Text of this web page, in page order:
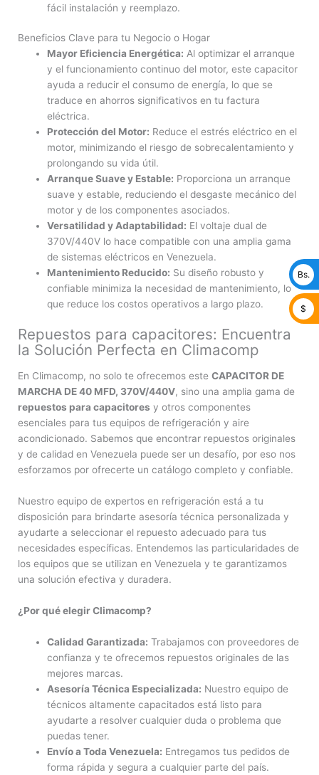
fácil instalación y reemplazo.
Beneficios Clave para tu Negocio o Hogar
Mayor Eficiencia Energética: Al optimizar el arranque
y el funcionamiento continuo del motor, este capacitor
ayuda a reducir el consumo de energía, lo que se
traduce en ahorros significativos en tu factura
eléctrica.
Protección del Motor: Reduce el estrés eléctrico en el
motor, minimizando el riesgo de sobrecalentamiento y
prolongando su vida útil.
Arranque Suave y Estable: Proporciona un arranque
suave y estable, reduciendo el desgaste mecánico del
motor y de los componentes asociados.
Versatilidad y Adaptabilidad: El voltaje dual de
370V/440V lo hace compatible con una amplia gama
de sistemas eléctricos en Venezuela.
Mantenimiento Reducido: Su diseño robusto y
confiable minimiza la necesidad de mantenimiento, lo
que reduce los costos operativos a largo plazo.
Repuestos para capacitores: Encuentra
la Solución Perfecta en Climacomp
En Climacomp, no solo te ofrecemos este CAPACITOR DE
MARCHA DE 40 MFD, 370V/440V, sino una amplia gama de
repuestos para capacitores y otros componentes
esenciales para tus equipos de refrigeración y aire
acondicionado. Sabemos que encontrar repuestos originales
y de calidad en Venezuela puede ser un desafío, por eso nos
esforzamos por ofrecerte un catálogo completo y confiable.
Nuestro equipo de expertos en refrigeración está a tu
disposición para brindarte asesoría técnica personalizada y
ayudarte a seleccionar el repuesto adecuado para tus
necesidades específicas. Entendemos las particularidades de
los equipos que se utilizan en Venezuela y te garantizamos
una solución efectiva y duradera.
¿Por qué elegir Climacomp?
Calidad Garantizada: Trabajamos con proveedores de
confianza y te ofrecemos repuestos originales de las
mejores marcas.
Asesoría Técnica Especializada: Nuestro equipo de
técnicos altamente capacitados está listo para
ayudarte a resolver cualquier duda o problema que
puedas tener.
Envío a Toda Venezuela: Entregamos tus pedidos de
forma rápida y segura a cualquier parte del país.
Bs.
$